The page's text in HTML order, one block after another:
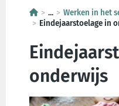
...
Werken in het
Eindejaarstoelage in
onderwijs